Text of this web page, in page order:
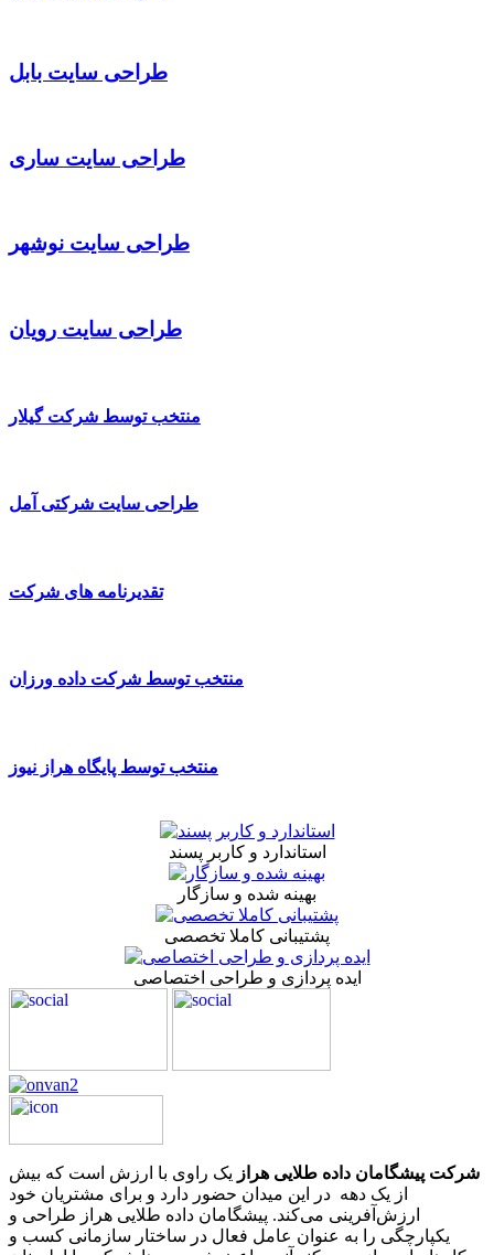
طراحی سایت بابل
طراحی سایت ساری
طراحی سایت نوشهر
طراحی سایت رویان
منتخب توسط شرکت گیلار
طراحی سایت شرکتی آمل
تقدیرنامه های شرکت
منتخب توسط شرکت داده ورزان
منتخب توسط پایگاه هراز نیوز
استاندارد و کاربر پسند
بهینه شده و سازگار
پشتیبانی کاملا تخصصی
ایده پردازی و طراحی اختصاصی
شرکت پیشگامان داده طلایی هراز یک راوی با ارزش است که بیش
از یک دهه در این میدان حضور دارد و برای مشتریان خود
ارزش‌آفرینی می‌کند. پیشگامان داده طلایی هراز طراحی و
یکپارچگی را به عنوان عامل فعال در ساختار سازمانی کسب و